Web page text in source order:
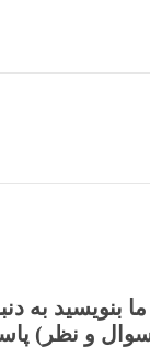
بنویسید به
سوال و نظر)